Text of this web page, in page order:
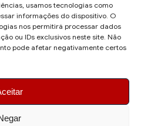
usamos tecnologias como
informações do dispositivo. O
nos permitirá processar dados
ou IDs exclusivos neste site. Não
pode afetar negativamente certos